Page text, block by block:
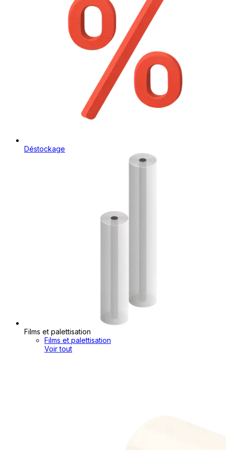
Déstockage
Films et palettisation
Films et palettisation
Voir tout